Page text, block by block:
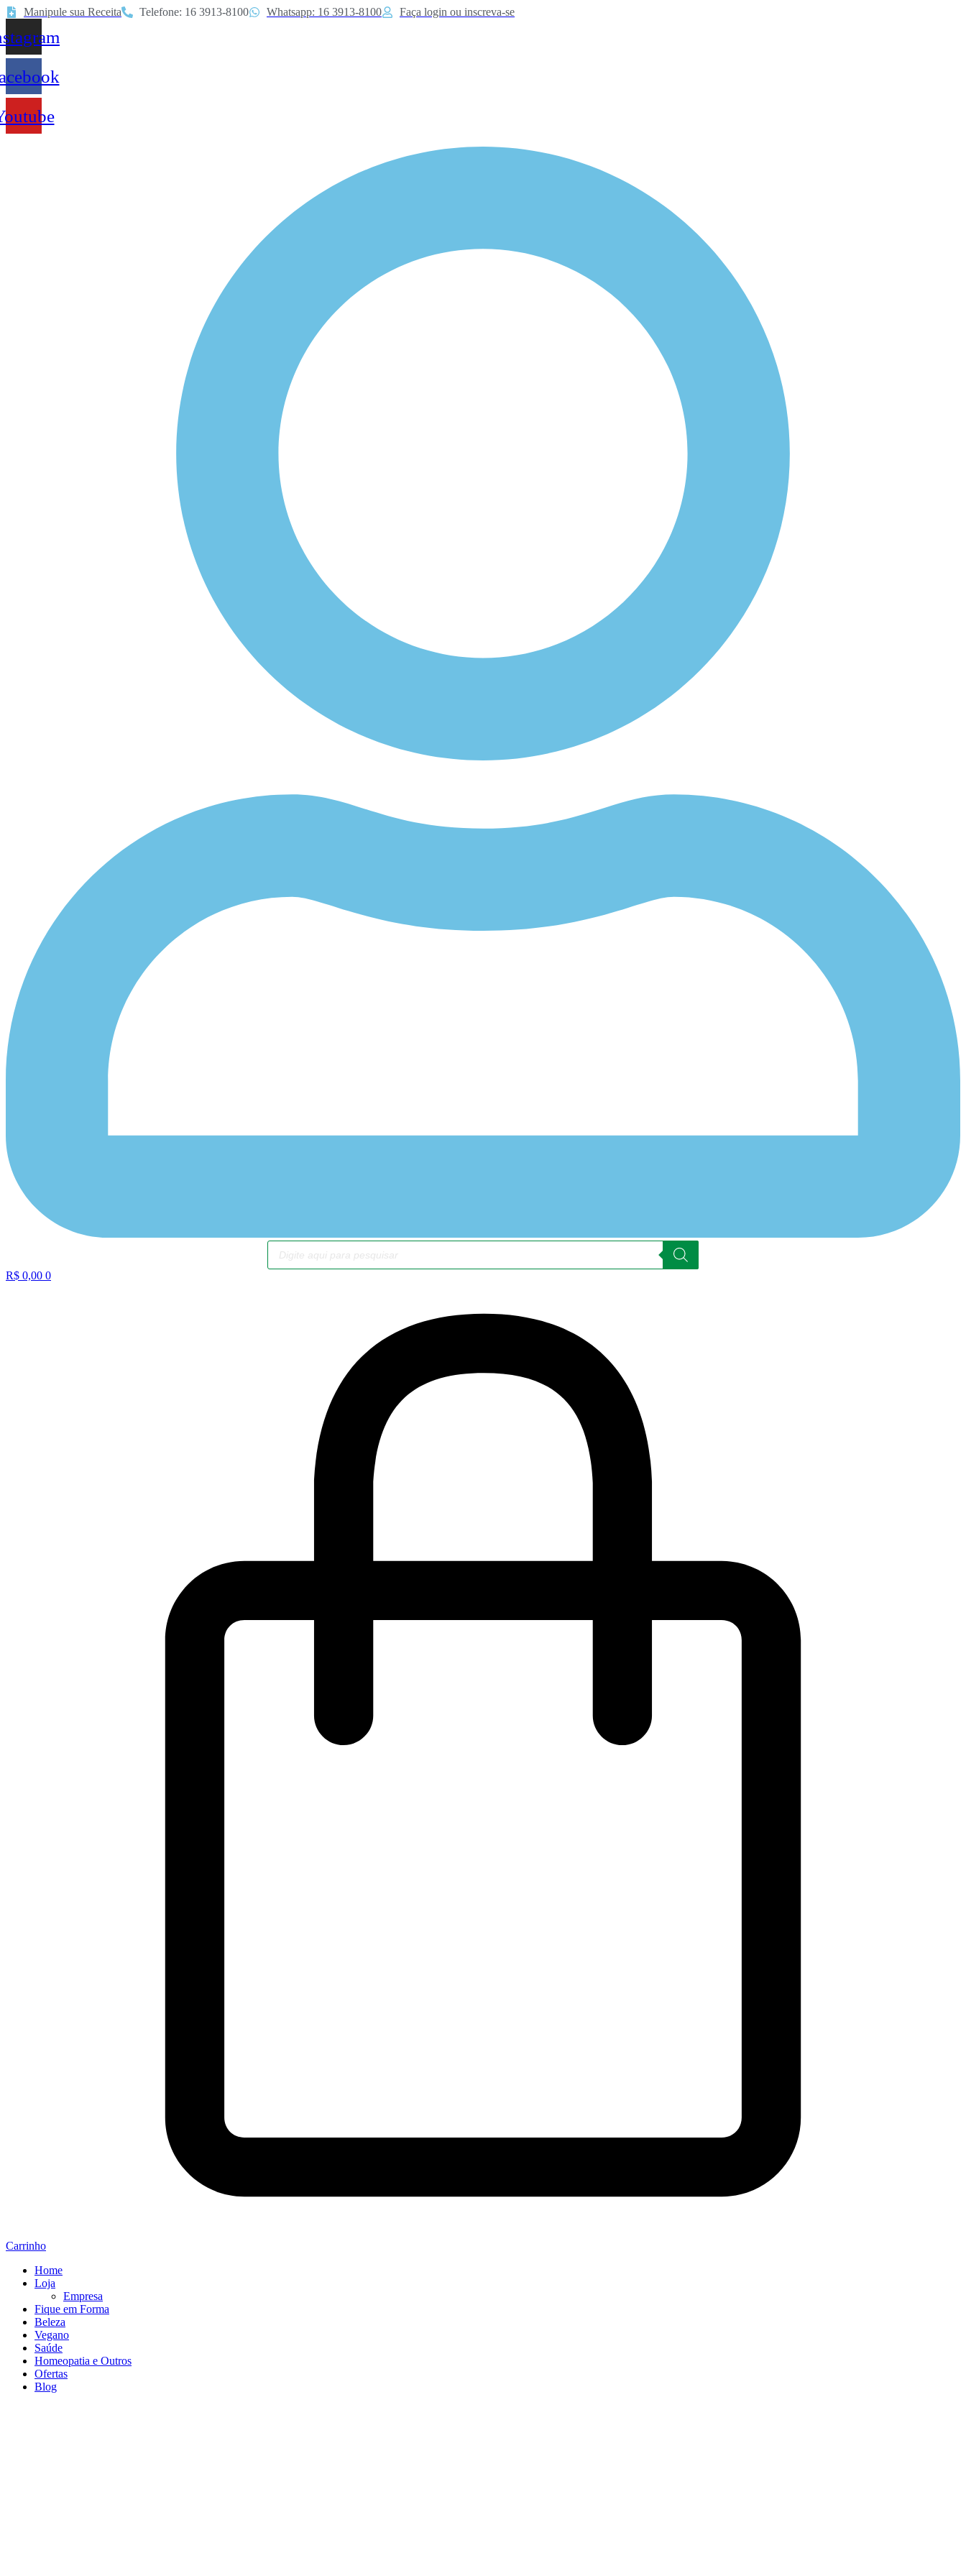
Ir
o
conteúdo
Manipule sua Receita Telefone: 16 3913-8100 Whatsapp: 16 3913-8100 Faça login ou inscreva-se
Pesquisar
produtos
R$ 0,00 0
Carrinho
Home
Loja
Empresa
Fique em Forma
Beleza
Vegano
Saúde
Homeopatia e Outros
Ofertas
Blog